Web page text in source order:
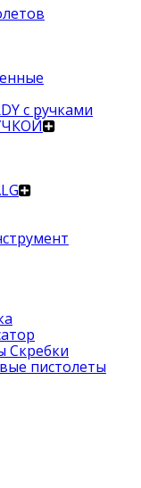
с ручками
Скребки
пистолеты